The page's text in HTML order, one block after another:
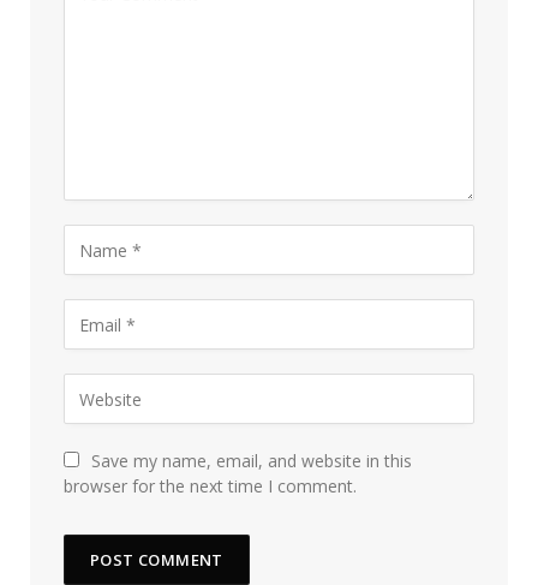
Save my name, email, and website in this
browser for the next time I comment.